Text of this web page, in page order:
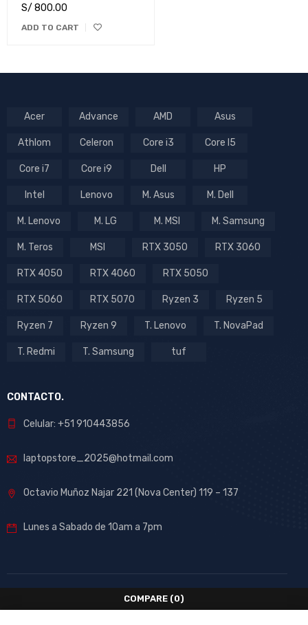
S/ 800.00
ADD TO CART
Acer Advance AMD Asus
Athlom Celeron Core i3 Core I5
Core i7 Core i9 Dell HP
Intel Lenovo M. Asus M. Dell
M. Lenovo M. LG M. MSI M. Samsung
M. Teros MSI RTX 3050 RTX 3060
RTX 4050 RTX 4060 RTX 5050
RTX 5060 RTX 5070 Ryzen 3 Ryzen 5
Ryzen 7 Ryzen 9 T. Lenovo T. NovaPad
T. Redmi T. Samsung tuf
CONTACTO.
Celular: +51 910443856
laptopstore_2025@hotmail.com
Octavio Muñoz Najar 221 (Nova Center) 119 – 137
Lunes a Sabado de 10am a 7pm
COMPARE (0)